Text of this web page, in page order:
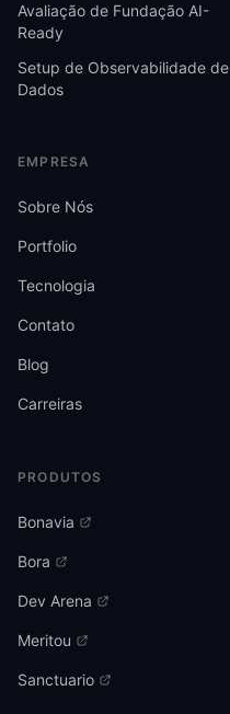
Avaliação de Fundação AI-
Ready
Setup de Observabilidade de
Dados
EMPRESA
Sobre Nós
Portfolio
Tecnologia
Contato
Blog
Carreiras
PRODUTOS
Bonavia
Bora
Dev Arena
Meritou
Sanctuario